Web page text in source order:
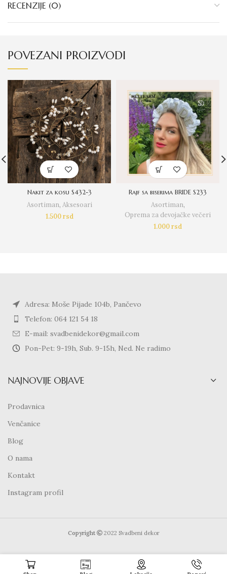
RECENZIJE (0)
POVEZANI PROIZVODI
Nakit za kosu S432-3
Asortiman, Aksesoari
1.500rsd
Rajf sa biserima BRIDE S233
Asortiman,
Oprema za devojačke večeri
1.000rsd
Adresa: Moše Pijade 104b, Pančevo
Telefon: 064 121 54 18
E-mail: svadbenidekor@gmail.com
Pon-Pet: 9-19h, Sub. 9-15h, Ned. Ne radimo
NAJNOVIJE OBJAVE
Prodavnica
Venčanice
Blog
O nama
Kontakt
Instagram profil
Copyright 2022 Svadbeni dekor